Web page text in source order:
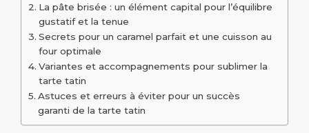
La pâte brisée : un élément capital pour l’équilibre
gustatif et la tenue
Secrets pour un caramel parfait et une cuisson au
four optimale
Variantes et accompagnements pour sublimer la
tarte tatin
Astuces et erreurs à éviter pour un succès
garanti de la tarte tatin